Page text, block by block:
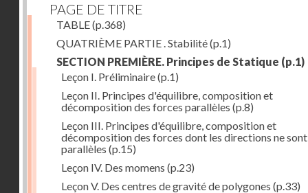
PAGE DE TITRE
TABLE(p.368)
QUATRIÈME PARTIE . Stabilité(p.1)
SECTION PREMIÈRE. Principes de Statique (p.1)
Leçon I. Préliminaire(p.1)
Leçon II. Principes d'équilibre, composition et
décomposition des forces parallèles (p.8)
Leçon III. Principes d'équilibre, composition et
décomposition des forces dont les directions ne
parallèles (p.15)
Leçon IV. Des momens (p.23)
Leçon V. Des centres de gravité de polygones (p.33)